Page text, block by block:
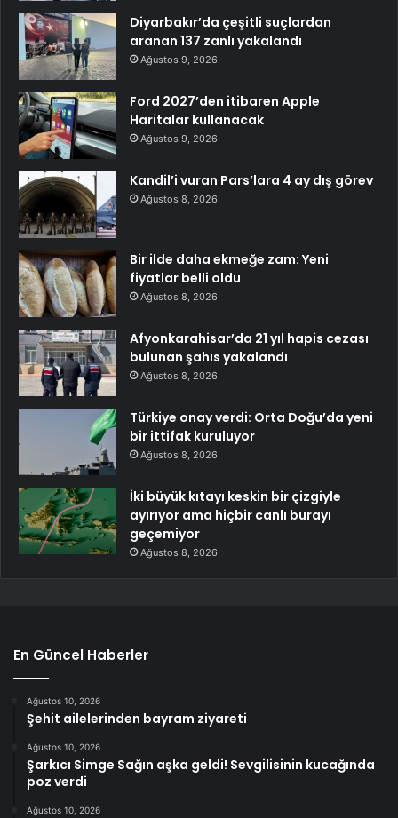
Diyarbakır’da çeşitli suçlardan
aranan 137 zanlı yakalandı
Ağustos 9, 2026
Ford 2027’den itibaren Apple
Haritalar kullanacak
Ağustos 9, 2026
Kandil’i vuran Pars’lara 4 ay dış görev
Ağustos 8, 2026
Bir ilde daha ekmeğe zam: Yeni
fiyatlar belli oldu
Ağustos 8, 2026
Afyonkarahisar’da 21 yıl hapis cezası
bulunan şahıs yakalandı
Ağustos 8, 2026
Türkiye onay verdi: Orta Doğu’da yeni
bir ittifak kuruluyor
Ağustos 8, 2026
İki büyük kıtayı keskin bir çizgiyle
ayırıyor ama hiçbir canlı burayı
geçemiyor
Ağustos 8, 2026
En Güncel Haberler
Ağustos 10, 2026
Şehit ailelerinden bayram ziyareti
Ağustos 10, 2026
Şarkıcı Simge Sağın aşka geldi! Sevgilisinin kucağında
poz verdi
Ağustos 10, 2026